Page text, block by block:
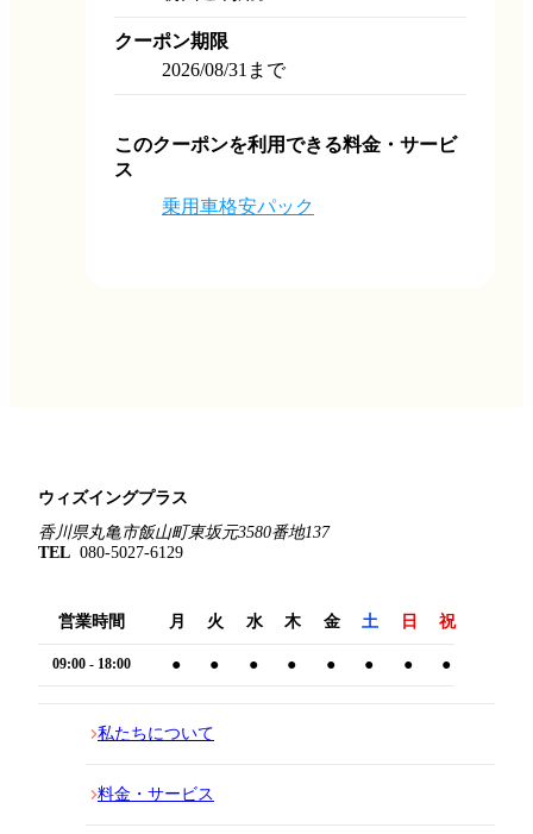
クーポン期限
2026/08/31まで
このクーポンを利用できる料金・サービ
ス
乗用車格安パック
ウィズイングプラス
香川県丸亀市飯山町東坂元3580番地137
TEL 080-5027-6129
営業時間 月 火 水 木 金 土 日 祝
09:00 - 18:00 ● ● ● ● ● ● ● ●
私たちについて
料金・サービス